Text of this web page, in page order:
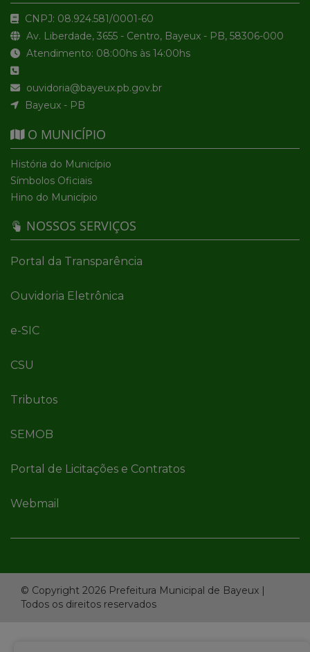
CNPJ: 08.924.581/0001-60
Av. Liberdade, 3655 - Centro, Bayeux - PB, 58306-000
Atendimento: 08:00hs às 14:00hs
ouvidoria@bayeux.pb.gov.br
Bayeux - PB
O MUNICÍPIO
História do Município
Símbolos Oficiais
Hino do Município
NOSSOS SERVIÇOS
Portal da Transparência
Ouvidoria Eletrônica
e-SIC
CSU
Tributos
SEMOB
Portal de Licitações e Contratos
Webmail
© Copyright 2026 Prefeitura Municipal de Bayeux |
Todos os direitos reservados